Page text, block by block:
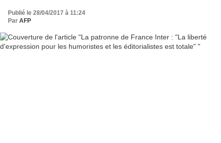
Publié le 28/04/2017 à 11:24
Par AFP